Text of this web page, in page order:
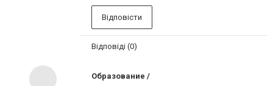
Відповісти
Відповіді (0)
Образование /